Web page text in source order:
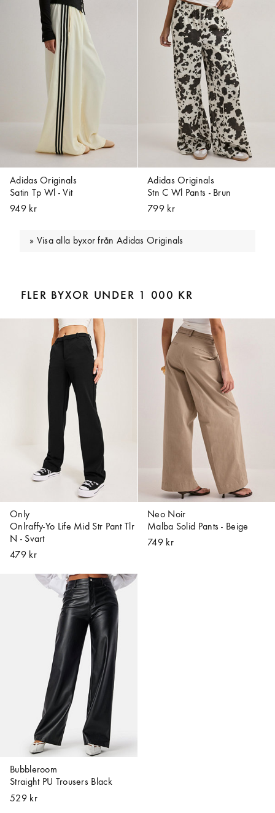
Adidas Originals
Satin Tp Wl - Vit
949 kr
Adidas Originals
Stn C Wl Pants - Brun
799 kr
Visa alla byxor från Adidas Originals
FLER BYXOR UNDER 1 000 KR
Only
Onlraffy-Yo Life Mid Str Pant Tlr
N - Svart
479 kr
Neo Noir
Malba Solid Pants - Beige
749 kr
Bubbleroom
Straight PU Trousers Black
529 kr